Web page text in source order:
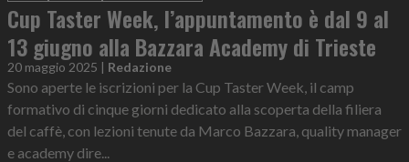
Cup Taster Week, l’appuntamento è dal 9 al
13 giugno alla Bazzara Academy di Trieste
20 maggio 2025 | Redazione
Sono aperte le iscrizioni per la Cup Taster Week, il camp
formativo di cinque giorni dedicato alla scoperta della filiera
del caffè, con lezioni tenute da Marco Bazzara, quality manager
e academy dire...